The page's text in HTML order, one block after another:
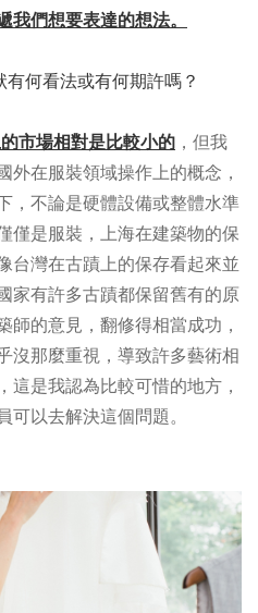
我們想要表達的想法。
何看法或有何期許嗎？
市場相對是比較小的 ，但我
外在服裝領域操作上的概念，
，不論是硬體設備或整體水準
僅是服裝，上海在建築物的保
台灣在古蹟上的保存看起來並
家有許多古蹟都保留舊有的原
師的意見，翻修得相當成功，
沒那麼重視，導致許多藝術相
這是我認為比較可惜的地方，
可以去解決這個問題。